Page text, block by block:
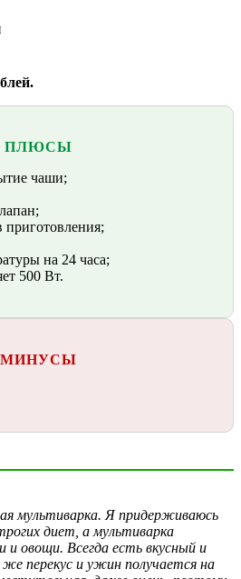
ПЛЮСЫ
чаши;
на 24 часа;
500 Вт.
МИНУСЫ
мультиварка. Я придерживаюсь
диет, а мультиварка
и овощи. Всегда есть вкусный и
перекус и ужин получается на